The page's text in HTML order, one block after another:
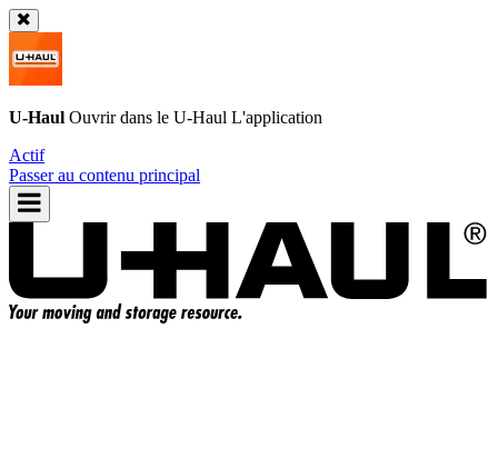
U-Haul Ouvrir dans le U-Haul L'application
Actif
Passer au contenu principal